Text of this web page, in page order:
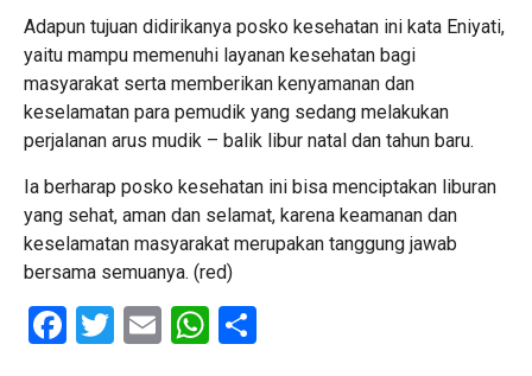
Adapun tujuan didirikanya posko kesehatan ini kata Eniyati,
yaitu mampu memenuhi layanan kesehatan bagi
masyarakat serta memberikan kenyamanan dan
keselamatan para pemudik yang sedang melakukan
perjalanan arus mudik – balik libur natal dan tahun baru.
Ia berharap posko kesehatan ini bisa menciptakan liburan
yang sehat, aman dan selamat, karena keamanan dan
keselamatan masyarakat merupakan tanggung jawab
bersama semuanya. (red)
Facebook
Twitter
EmailWhatsApp